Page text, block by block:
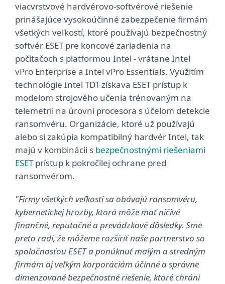
viacvrstvové hardvérovo-softvérové riešenie
prinášajúce vysokoúčinné zabezpečenie firmám
všetkých veľkostí, ktoré používajú bezpečnostný
softvér ESET pre koncové zariadenia na
počítačoch s platformou Intel - vrátane Intel
vPro Enterprise a Intel vPro Essentials. Využitím
technológie Intel TDT získava ESET prístup k
modelom strojového učenia trénovaným na
telemetrii na úrovni procesora s účelom detekcie
ransomvéru. Organizácie, ktoré už používajú
alebo si zakúpia kompatibilný hardvér Intel, tak
majú v kombinácii s bezpečnostnými riešeniami
ESETprístup k pokročilej ochrane pred
ransomvérom.
"Firmy všetkých veľkostí sa obávajú ransomvéru,
kybernetickej hrozby, ktorá môže mať ničivé
finančné, reputačné a prevádzkové dôsledky. Sme
preto radi, že môžeme rozšíriť naše partnerstvo so
spoločnosťou ESET a ponúknuť malým a stredným
firmám aj veľkým korporáciám účinné a správne
dimenzované bezpečnostné riešenie, ktoré chráni